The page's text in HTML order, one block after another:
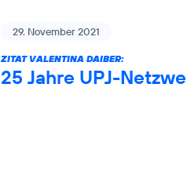
29. November 2021
ZITAT VALENTINA DAIBER:
25 Jahre UPJ-